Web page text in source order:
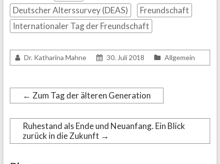
Deutscher Alterssurvey (DEAS)
Freundschaft
Internationaler Tag der Freundschaft
Dr. Katharina Mahne 30. Juli 2018 Allgemein
← Zum Tag der älteren Generation
Ruhestand als Ende und Neuanfang. Ein Blick
zurück in die Zukunft →